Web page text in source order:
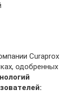
Curaprox
одобренных